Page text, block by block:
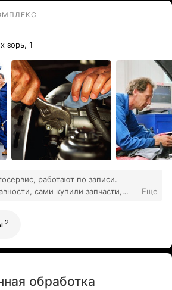
зорь, 1
работают по записи.
сами купили запчасти,
Еще
2
обработка